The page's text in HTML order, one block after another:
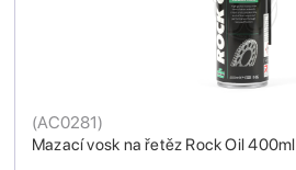
Mazací vosk na řetěz Rock Oil 400ml
(AC0281)